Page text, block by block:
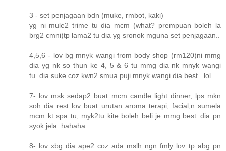
3 - set penjagaan bdn (muke, rmbot, kaki)
yg ni mule2 trime tu dia mcm (what? prempuan boleh la
brg2 cmni)tp lama2 tu dia yg sronok mguna set penjagaan..
4,5,6 - lov bg mnyk wangi from body shop (rm120)ni mmg
dia yg nk so thun ke 4, 5 & 6 tu mmg dia nk mnyk wangi
tu..dia suke coz kwn2 smua puji mnyk wangi dia best.. lol
7- lov msk sedap2 buat mcm candle light dinner, lps mkn
soh dia rest lov buat urutan aroma terapi, facial,n sumela
mcm kt spa tu, myk2tu kite boleh beli je mmg best..dia pn
syok jela..hahaha
8- lov xbg dia ape2 coz ada mslh ngn fmly lov..tp abg pn